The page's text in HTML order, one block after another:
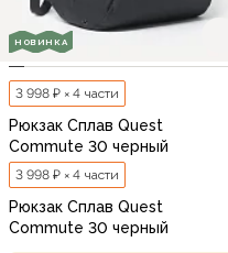
НОВИНКА
3 998 ₽ × 4 части
Рюкзак Сплав Quest
Commute 30 черный
3 998 ₽ × 4 части
Рюкзак Сплав Quest
Commute 30 черный